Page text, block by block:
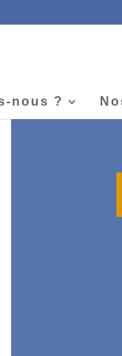
nous ?